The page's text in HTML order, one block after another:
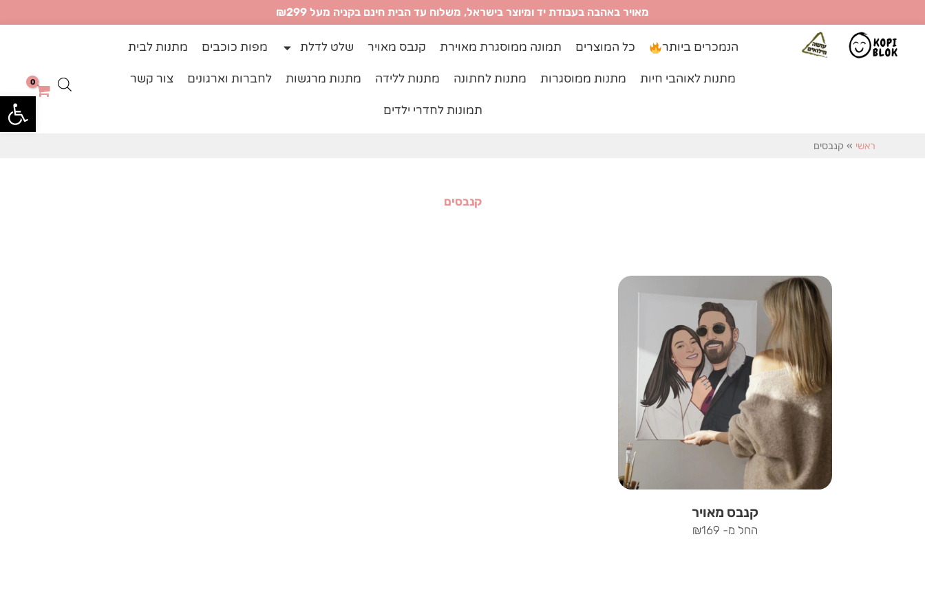
לתוכן
מאויר באהבה בעבודת יד ומיוצר בישראל, משלוח עד הבית חינם בקניה מעל ₪299
הנמכרים ביותר כל המוצרים תמונה ממוסגרת מאוירת קנבס מאויר שלט לדלת מפות כוכבים מתנות לבית
מתנות לאוהבי חיות מתנות ממוסגרות מתנות לחתונה מתנות ללידה מתנות מרגשות לחברות וארגונים צור קשר
תמונות לחדרי ילדים
ראשי » קנבסים
קנבסים
קנבס מאויר
החל מ- ₪169